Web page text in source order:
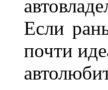
Если
почти